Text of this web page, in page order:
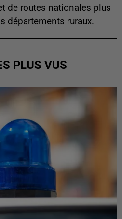
de routes nationales plus
départements ruraux.
PLUS VUS